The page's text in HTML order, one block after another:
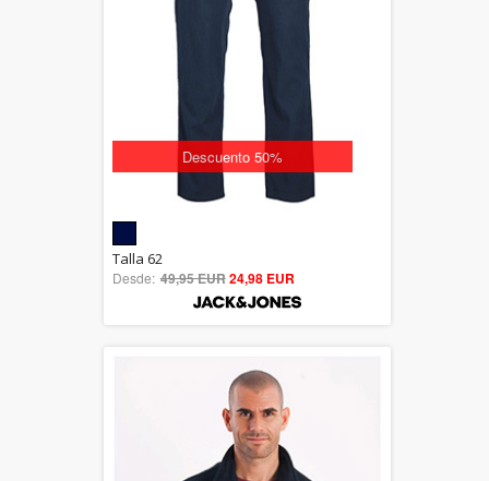
Descuento 50%
out of 5
Talla 62
Desde: 49,95 EUR24,98 EUR